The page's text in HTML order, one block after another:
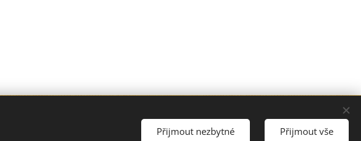
Přijmout nezbytné Přijmout vše